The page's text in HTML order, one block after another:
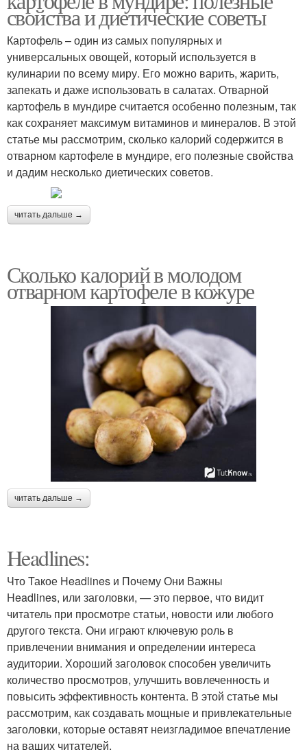
свойства и диетические советы
Картофель – один из самых популярных и
универсальных овощей, который используется в
кулинарии по всему миру. Его можно варить, жарить,
запекать и даже использовать в салатах. Отварной
картофель в мундире считается особенно полезным, так
как сохраняет максимум витаминов и минералов. В этой
статье мы рассмотрим, сколько калорий содержится в
отварном картофеле в мундире, его полезные свойства
и дадим несколько диетических советов.
читать дальше →
Сколько калорий в молодом
отварном картофеле в кожуре
читать дальше →
Headlines:
Что Такое Headlines и Почему Они Важны
Headlines, или заголовки, — это первое, что видит
читатель при просмотре статьи, новости или любого
другого текста. Они играют ключевую роль в
привлечении внимания и определении интереса
аудитории. Хороший заголовок способен увеличить
количество просмотров, улучшить вовлеченность и
повысить эффективность контента. В этой статье мы
рассмотрим, как создавать мощные и привлекательные
заголовки, которые оставят неизгладимое впечатление
на ваших читателей.